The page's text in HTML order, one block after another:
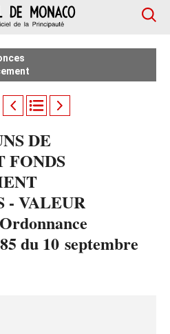
DE
FONDS
- VALEUR
du 10 septembre